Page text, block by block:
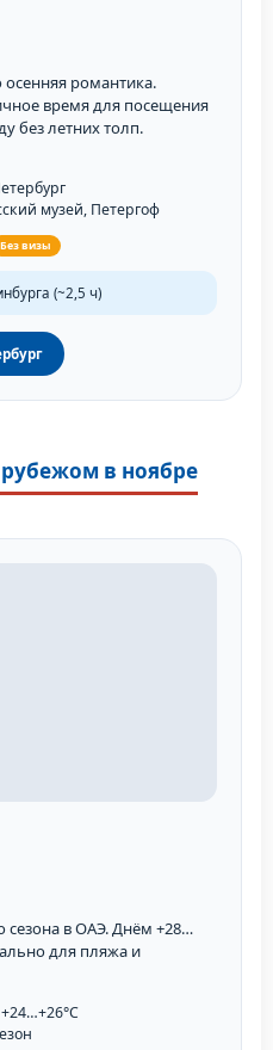
романтика.
время для посещения
без летних толп.
музей, Петергоф
Без визы
(~2,5 ч)
в ноябре
в ОАЭ. Днём +28…
для пляжа и